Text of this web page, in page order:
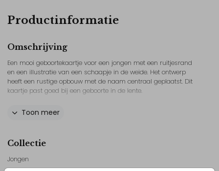
Productinformatie
Omschrijving
Een mooi geboortekaartje voor een jongen met een ruitjesrand
en een illustratie van een schaapje in de weide. Het ontwerp
heeft een rustige opbouw met de naam centraal geplaatst. Dit
kaartje past goed bij een geboorte in de lente.
ruitjesrand omlijst het ontwerp en geeft het kaartje een
passen in de editor. Je kunt het kaartje eenvoudig
Toon meer
Collectie
Jongen